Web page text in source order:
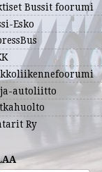
Bussit foorumi
Esko
autoliitto
Ry